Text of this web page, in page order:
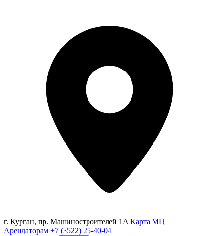
г. Курган, пр. Машиностроителей 1А Карта МЦ
Арендаторам +7 (3522) 25-40-04